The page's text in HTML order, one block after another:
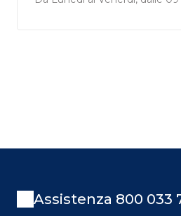
Assistenza 800 033